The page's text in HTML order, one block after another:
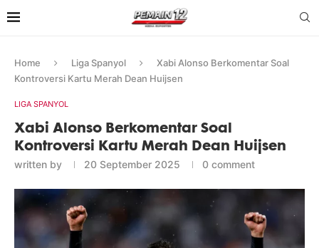
Home Liga Spanyol
Xabi Alonso Berkomentar Soal
Kontroversi Kartu Merah Dean Huijsen
LIGA SPANYOL
Xabi Alonso Berkomentar Soal
Kontroversi Kartu Merah Dean Huijsen
written by 20 September 2025 0 comment